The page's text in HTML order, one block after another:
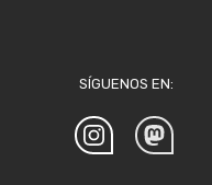
SÍGUENOS EN: